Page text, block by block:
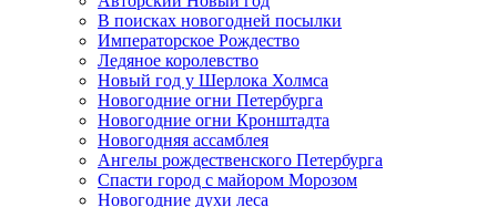
В поисках новогодней посылки
Императорское Рождество
Ледяное королевство
Новый год у Шерлока Холмса
Новогодние огни Петербурга
Новогодние огни Кронштадта
Новогодняя ассамблея
Ангелы рождественского Петербурга
Спасти город с майором Морозом
Новогодние духи леса